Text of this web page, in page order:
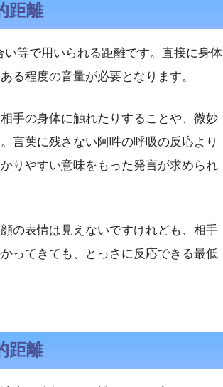
距離
等で用いられる距離です。直接に身体
る程度の音量が必要となります。
手の身体に触れたりすることや、微妙
言葉に残さない阿吽の呼吸の反応より
りやすい意味をもった発言が求められ
の表情は見えないですけれども、相手
ってきても、とっさに反応できる最低
距離